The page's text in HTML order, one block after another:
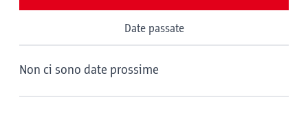
Date passate
Non ci sono date prossime